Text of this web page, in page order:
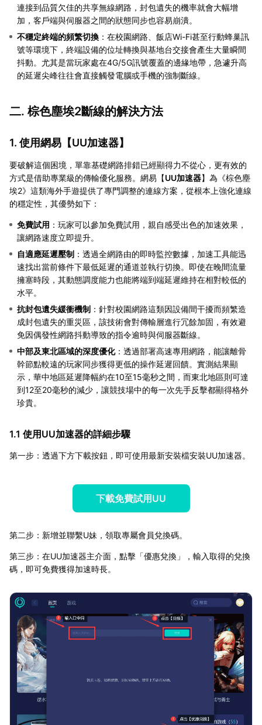
連接到品質欠佳的共享無線網路，封包遺失的機率就會大幅增
加，客戶端與伺服器之間的狀態同步也容易崩潰。
不穩定終端的頻繁切換 ：在校園網路、飯店Wi-Fi甚至行動蜂巢訊
號等環境下，終端設備的位址轉換與基地台交接會產生大量瞬間
抖動。尤其是當玩家處在4G/5G訊號覆蓋的邊緣地帶，急遽升高
的延遲尖峰往往會直接觸發電腦或手機的強制斷線。
二. 棕色塵埃2斷線的解決方法
1. 使用網易【UU加速器】
要破解這個困境，單靠基礎網路排錯已經顯得力不從心，更有效的
方式是借助專業級的傳輸優化服務。網易【UU加速器】為《棕色塵
埃2》這類海外手遊提供了專門調整的連線方案，從根本上強化連線
的穩定性，其優勢如下：
免費試用 ：玩家可以參加免費試用，親自感受出色的加速效果，
讓網路速度立即提升。
自適應延遲壓制 ：透過全網路由的即時監控數據，加速工具能迅
速找出當前條件下最低延遲的通道並執行切換。即使在晚間流量
擁塞時段，其動態調度能力也能將端到端延遲維持在相對較低的
水平。
抗封包遺失緩衝機制 ：針對校園網路這類因設備間干擾而頻繁造
成封包遺失的重災區，該技術會對傳輸層進行冗餘加固，有效避
免因偶發性網路抖動導致的指令逾時與伺服器斷線。
中部及東北區域的深度優化：透過部署高速專用網路，能讓離骨
幹節點較遠的玩家同步獲得更低的操作延遲回饋。實測結果顯
示，華中地區延遲降幅約在10至15毫秒之間，而東北地區則可達
到12至20毫秒的減少，讓競技場中的每一次先手反擊都顯得格外
珍貴。
1.1 使用UU加速器的詳細步驟
第一步：透過下方下載按鈕，即可使用最新安裝檔安裝UU加速器。
下載免費試用UU
第二步：新增並聯繫U妹，領取專屬會員兌換碼。
第三步：在UU加速器主介面，點擊「優惠兌換」，輸入取得的兌換
碼，即可免費獲得加速時長。